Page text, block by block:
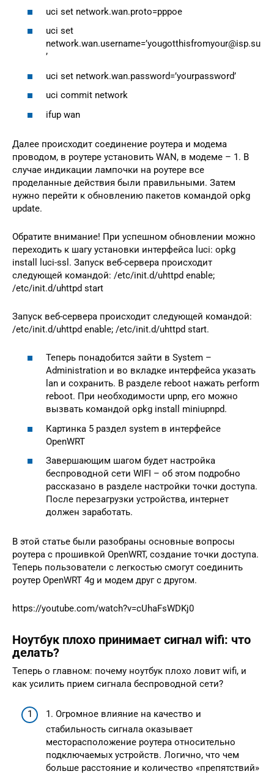
uci set network.wan.proto=pppoe
uci set
network.wan.username=’yougotthisfromyour@isp.su
’
uci set network.wan.password=’yourpassword’
uci commit network
ifup wan
Далее происходит соединение роутера и модема
проводом, в роутере установить WAN, в модеме – 1. В
случае индикации лампочки на роутере все
проделанные действия были правильными. Затем
нужно перейти к обновлению пакетов командой opkg
update.
Обратите внимание! При успешном обновлении можно
переходить к шагу установки интерфейса luci: opkg
install luci-ssl. Запуск веб-сервера происходит
следующей командой: /etc/init.d/uhttpd enable;
/etc/init.d/uhttpd start
Запуск веб-сервера происходит следующей командой:
/etc/init.d/uhttpd enable; /etc/init.d/uhttpd start.
Теперь понадобится зайти в System –
Administration и во вкладке интерфейса указать
lan и сохранить. В разделе reboot нажать perform
reboot. При необходимости upnp, его можно
вызвать командой opkg install miniupnpd.
Картинка 5 раздел system в интерфейсе
OpenWRT
Завершающим шагом будет настройка
беспроводной сети WIFI – об этом подробно
рассказано в разделе настройки точки доступа.
После перезагрузки устройства, интернет
должен заработать.
В этой статье были разобраны основные вопросы
роутера с прошивкой OpenWRT, создание точки доступа.
Теперь пользователи с легкостью смогут соединить
роутер OpenWRT 4g и модем друг с другом.
https://youtube.com/watch?v=cUhaFsWDKj0
Ноутбук плохо принимает сигнал wifi: что
делать?
Теперь о главном: почему ноутбук плохо ловит wifi, и
как усилить прием сигнала беспроводной сети?
1. Огромное влияние на качество и
стабильность сигнала оказывает
месторасположение роутера относительно
подключаемых устройств. Логично, что чем
больше расстояние и количество «препятствий»